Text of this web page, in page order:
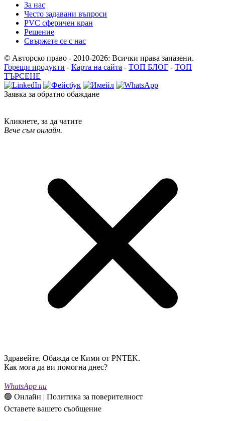
За нас
Често задавани въпроси
PVC сферичен кран
Решение
Свържете се с нас
© Авторско право - 2010-2026: Всички права запазени.
Горещи продукти - Карта на сайта - ТОП БЛОГ - ТОП
ТЪРСЕНЕ
Заявка за обратно обаждане
Кликнете, за да чатите
Вече съм онлайн.
Здравейте. Обажда се Кими от PNTEK.
Как мога да ви помогна днес?
WhatsApp ни
🟢 Онлайн | Политика за поверителност
Оставете вашето съобщение